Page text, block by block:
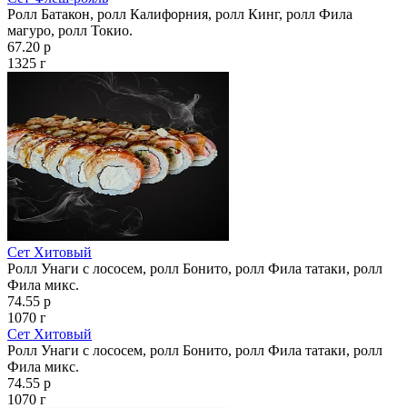
Ролл Батакон, ролл Калифорния, ролл Кинг, ролл Фила
магуро, ролл Токио.
67.20 р
1325 г
Сет Хитовый
Ролл Унаги с лососем, ролл Бонито, ролл Фила татаки, ролл
Фила микс.
74.55 р
1070 г
Сет Хитовый
Ролл Унаги с лососем, ролл Бонито, ролл Фила татаки, ролл
Фила микс.
74.55 р
1070 г